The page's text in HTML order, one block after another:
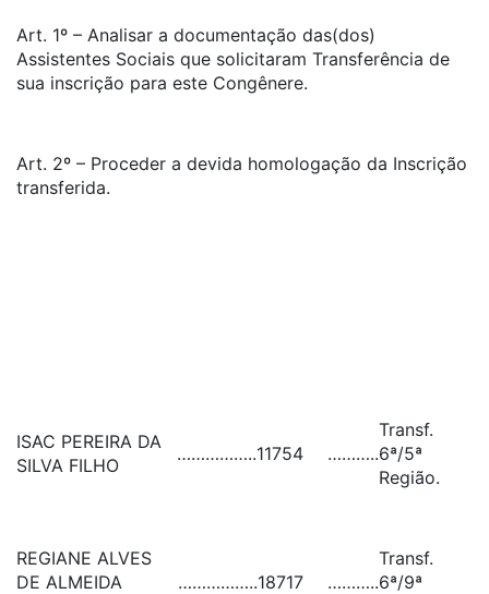
Art. 1º – Analisar a documentação das(dos)
Assistentes Sociais que solicitaram Transferência de
sua inscrição para este Congênere.
Art. 2º – Proceder a devida homologação da Inscrição
transferida.
ISAC PEREIRA DA
SILVA FILHO
……………..11754 ………..
Transf.
6ª/5ª
Região.
REGIANE ALVES
DE ALMEIDA
……………..18717 ………..
Transf.
6ª/9ª